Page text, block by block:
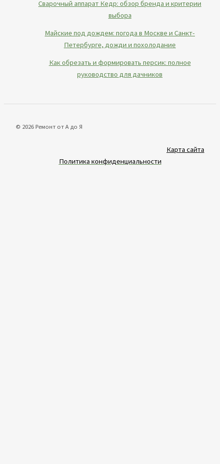
Сварочный аппарат Кедр: обзор бренда и критерии
выбора
Майские под дождем: погода в Москве и Санкт-
Петербурге, дожди и похолодание
Как обрезать и формировать персик: полное
руководство для дачников
© 2026 Ремонт от А до Я
Карта сайта
Политика конфиденциальности